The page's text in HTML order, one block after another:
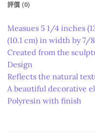
評價 (0)
Measues 5 1/4 inches
(10.1 cm) in width by 7/
Created from the
Design
Reflects the natural
A beautiful decorative
Polyresin with finish